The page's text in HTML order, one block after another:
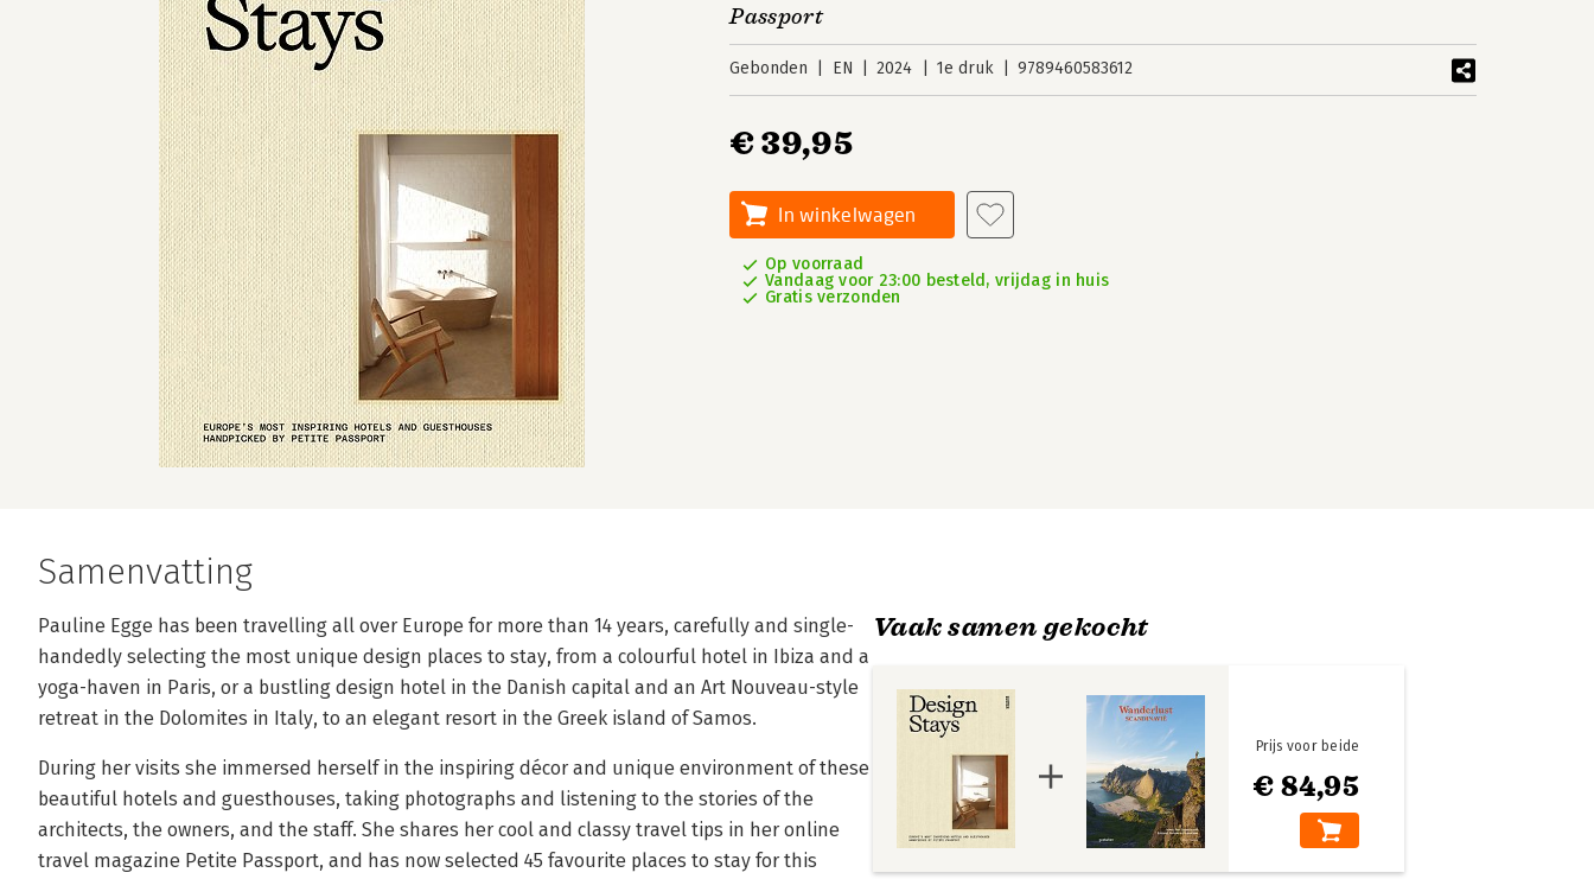
Passport
Gebonden EN 2024 1e druk 9789460583612
€ 39,95
In winkelwagen
Op voorraad
Vandaag voor 23:00 besteld, vrijdag in huis
Gratis verzonden
Samenvatting
Pauline Egge has been travelling all over Europe for more than 14 years, carefully and single-
handedly selecting the most unique design places to stay, from a colourful hotel in Ibiza and a
yoga-haven in Paris, or a bustling design hotel in the Danish capital and an Art Nouveau-style
retreat in the Dolomites in Italy, to an elegant resort in the Greek island of Samos.
During her visits she immersed herself in the inspiring décor and unique environment of these
beautiful hotels and guesthouses, taking photographs and listening to the stories of the
architects, the owners, and the staff. She shares her cool and classy travel tips in her online
travel magazine Petite Passport, and has now selected 45 favourite places to stay for this
Vaak samen gekocht
€ 84,95
Prijs voor beide